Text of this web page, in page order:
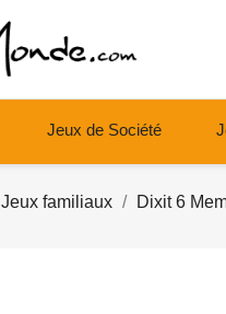
Jeux de Société
Jeux familiaux Dixit 6